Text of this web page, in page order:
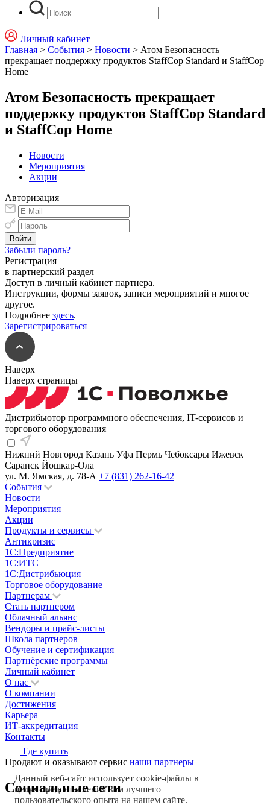
Личный кабинет
Главная > События > Новости > Атом Безопасность
прекращает поддержку продуктов StaffCop Standard и StaffCop
Home
Атом Безопасность прекращает
поддержку продуктов StaffCop Standard
и StaffCop Home
Новости
Мероприятия
Акции
Авторизация
Забыли пароль?
Регистрация
в партнерский раздел
Доступ в личный кабинет партнера.
Инструкции, формы заявок, записи мероприятий и многое
другое.
Подробнее здесь.
Зарегистрироваться
Наверх
Наверх страницы
Дистрибьютор программного обеспечения, IT-сервисов и
торгового оборудования
Нижний Новгород Казань Уфа Пермь Чебоксары Ижевск
Саранск Йошкар-Ола
ул. М. Ямская, д. 78-А +7 (831) 262-16-42
События
Новости
Мероприятия
Акции
Продукты и сервисы
Антикризис
1С:Предприятие
1С:ИТС
1С:Дистрибьюция
Торговое оборудование
Партнерам
Стать партнером
Облачный альянс
Вендоры и прайс-листы
Школа партнеров
Обучение и сертификация
Партнёрские программы
Личный кабинет
О нас
О компании
Достижения
Карьера
ИТ-аккредитация
Контакты
Где купить
Продают и оказывают сервис наши партнеры
Социальные сети
Данный веб-сайт использует cookie-файлы в
целях предоставления вам лучшего
пользовательского опыта на нашем сайте.